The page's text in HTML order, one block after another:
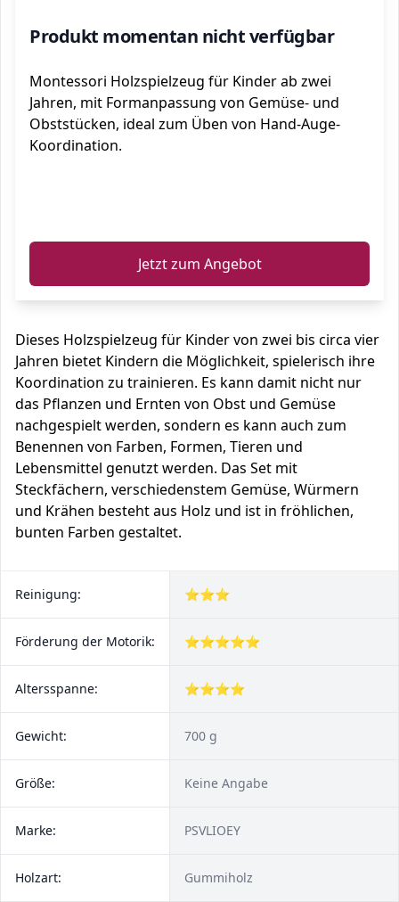
Produkt momentan nicht verfügbar
Montessori Holzspielzeug für Kinder ab zwei
Jahren, mit Formanpassung von Gemüse- und
Obststücken, ideal zum Üben von Hand-Auge-
Koordination.
Jetzt zum Angebot
Dieses Holzspielzeug für Kinder von zwei bis circa vier
Jahren bietet Kindern die Möglichkeit, spielerisch ihre
Koordination zu trainieren. Es kann damit nicht nur
das Pflanzen und Ernten von Obst und Gemüse
nachgespielt werden, sondern es kann auch zum
Benennen von Farben, Formen, Tieren und
Lebensmittel genutzt werden. Das Set mit
Steckfächern, verschiedenstem Gemüse, Würmern
und Krähen besteht aus Holz und ist in fröhlichen,
bunten Farben gestaltet.
Reinigung: ⭐⭐⭐
Förderung der Motorik: ⭐⭐⭐⭐⭐
Altersspanne: ⭐⭐⭐⭐
Gewicht: 700 g
Größe: Keine Angabe
Marke: PSVLIOEY
Holzart: Gummiholz